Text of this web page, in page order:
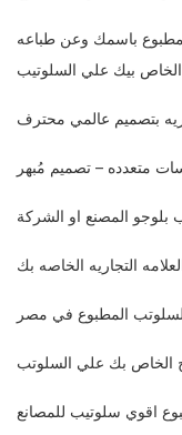
باسمك وعن طباعه
الخاص بيك علي السلوتيب
بتصميم عالمي محترف
متعدده – تصميم مُبهر
بلوجو المصنع او الشركة
التجاريه الخاصه بك
المطبوع في مصر
الخاص بك علي السلوتب
اقوي سلوتيب للمصانع